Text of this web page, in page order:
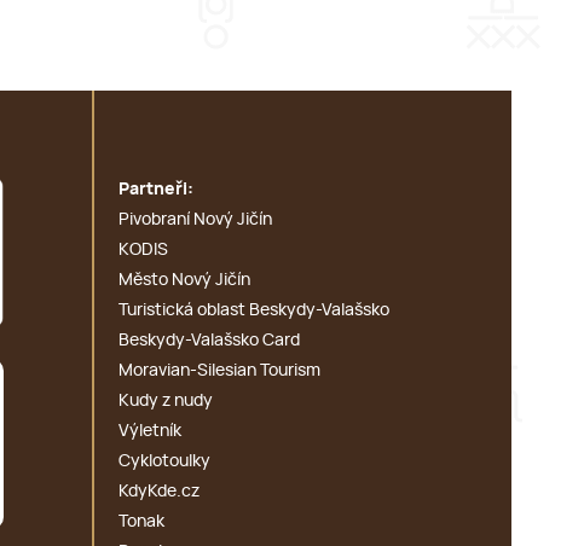
Partneři:
Pivobraní Nový Jičín
KODIS
Město Nový Jičín
Turistická oblast Beskydy-Valašsko
Beskydy-Valašsko Card
Moravian-Silesian Tourism
Kudy z nudy
Výletník
Cyklotoulky
KdyKde.cz
Tonak